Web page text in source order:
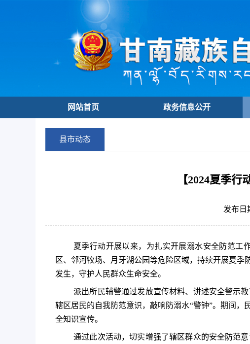
网站首页 政务信息公开
县市动态
【2024夏季
发布日
夏季行动开展以来，为扎实开展溺水安全防范工
区、邻河牧场、月牙湖公园等危险区域，持续开展夏
发生，守护人民群众生命安全。
派出所民辅警通过发放宣传材料、讲述安全警示
辖区居民的自我防范意识，敲响防溺水“警钟”。期间，
全知识宣传。
通过此次活动，切实增强了辖区群众的安全防范